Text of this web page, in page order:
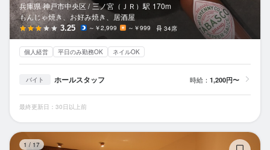
兵庫県 神戸市中央区 / 三ノ宮（ＪＲ） 駅 170m
もんじゃ焼き、お好み焼き、居酒屋
3.25 ～￥2,999 ～￥999 34席
個人経営 平日のみ勤務OK ネイルOK
バイト ホールスタッフ 時給： 1,200円〜
最終更新日：30日以上前
1 / 17